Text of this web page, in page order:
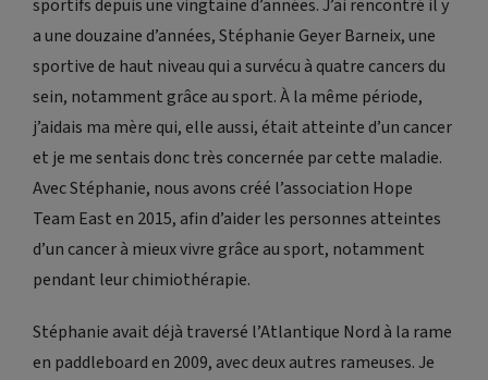
sportifs depuis une vingtaine d’années. J’ai rencontré il y
a une douzaine d’années, Stéphanie Geyer Barneix, une
sportive de haut niveau qui a survécu à quatre cancers du
sein, notamment grâce au sport. À la même période,
j’aidais ma mère qui, elle aussi, était atteinte d’un cancer
et je me sentais donc très concernée par cette maladie.
Avec Stéphanie, nous avons créé l’association Hope
Team East en 2015, afin d’aider les personnes atteintes
d’un cancer à mieux vivre grâce au sport, notamment
pendant leur chimiothérapie.
Stéphanie avait déjà traversé l’Atlantique Nord à la rame
en paddleboard en 2009, avec deux autres rameuses. Je